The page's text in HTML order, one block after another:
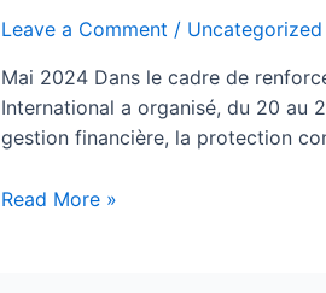
Leave a Comment / Uncategorized
Mai 2024 Dans le cadre de
International a organisé, du 20 au
gestion financière, la protection
Read More »